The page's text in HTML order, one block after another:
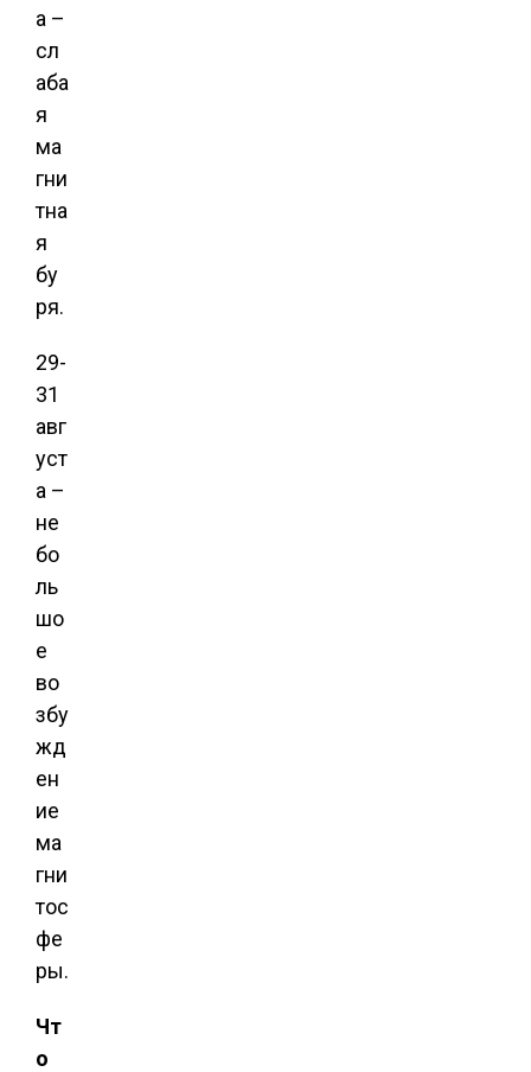
а –
сл
аба
я
ма
гни
тна
я
бу
ря.
29-
31
авг
уст
а –
не
бо
ль
шо
е
во
збу
жд
ен
ие
ма
гни
тос
фе
ры.
Чт
о